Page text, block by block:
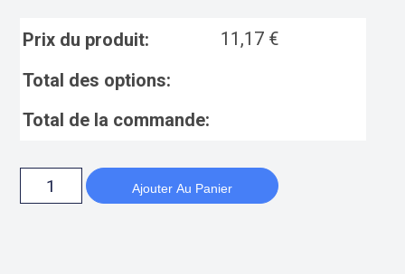
Prix du produit: 11,17 €
Total des options:
Total de la commande:
Ajouter Au Panier